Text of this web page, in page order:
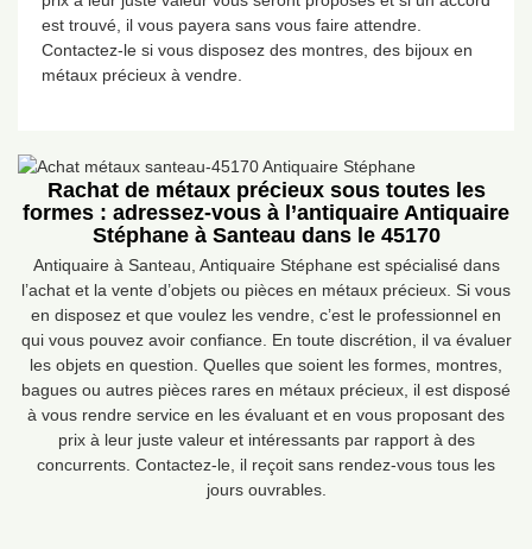
est trouvé, il vous payera sans vous faire attendre.
Contactez-le si vous disposez des montres, des bijoux en
métaux précieux à vendre.
Rachat de métaux précieux sous toutes les
formes : adressez-vous à l’antiquaire Antiquaire
Stéphane à Santeau dans le 45170
Antiquaire à Santeau, Antiquaire Stéphane est spécialisé dans
l’achat et la vente d’objets ou pièces en métaux précieux. Si vous
en disposez et que voulez les vendre, c’est le professionnel en
qui vous pouvez avoir confiance. En toute discrétion, il va évaluer
les objets en question. Quelles que soient les formes, montres,
bagues ou autres pièces rares en métaux précieux, il est disposé
à vous rendre service en les évaluant et en vous proposant des
prix à leur juste valeur et intéressants par rapport à des
concurrents. Contactez-le, il reçoit sans rendez-vous tous les
jours ouvrables.